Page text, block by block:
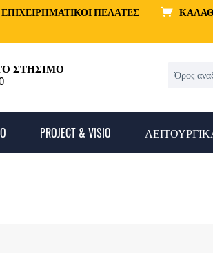
ΕΠΙΧΕΙΡΗΜΑΤΙΚΟΊ ΠΕΛΆΤΕΣ
ΣΤΉΣΙΜΟ
PROJECT & VISIO